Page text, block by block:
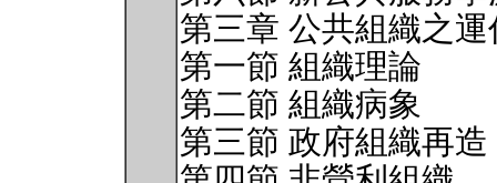
第三章 公共組織之運
第一節 組織理論
第二節 組織病象
第三節 政府組織再造